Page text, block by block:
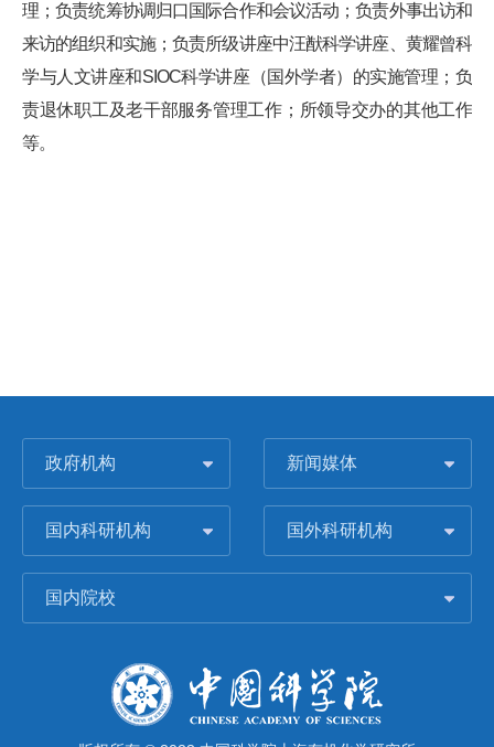
理；负责统筹协调归口国际合作和会议活动；负责外事出访和
来访的组织和实施；负责所级讲座中汪猷科学讲座、黄耀曾科
学与人文讲座和SIOC科学讲座（国外学者）的实施管理；负
责退休职工及老干部服务管理工作；所领导交办的其他工作
等。
政府机构 新闻媒体
国内科研机构 国外科研机构
国内院校